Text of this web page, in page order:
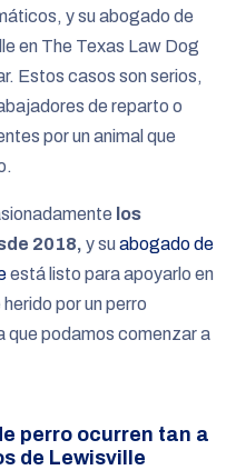
y su abogado de
en The Texas Law Dog
Estos casos son serios,
de reparto o
por un animal que
los
2018, y su abogado de
está listo para apoyarlo en
por un perro
podamos comenzar a
perro ocurren tan a
de Lewisville